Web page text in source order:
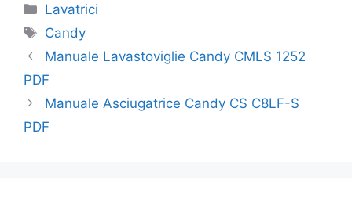
Categorie
Lavatrici
Tag
Candy
Manuale Lavastoviglie Candy CMLS 1252
PDF
Manuale Asciugatrice Candy CS C8LF-S
PDF